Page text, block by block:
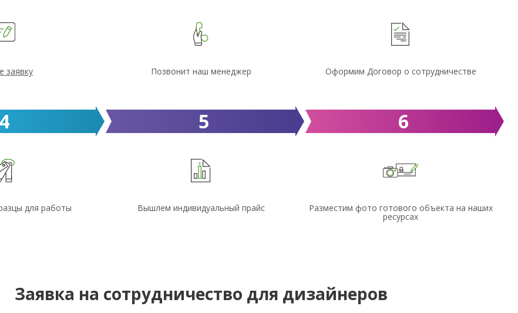
заявку Позвонит наш менеджер Оформим Договор о сотрудничестве
4
для работы
5
Вышлем индивидуальный прайс
6
Разместим фото готового объекта на наших
ресурсах
Заявка на сотрудничество для дизайнеров